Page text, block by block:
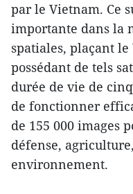
par le Vietnam. Ce
importante dans la
spatiales, plaçant
possédant de tels
durée de vie de
de fonctionner
de 155 000 images
défense,
environnement.